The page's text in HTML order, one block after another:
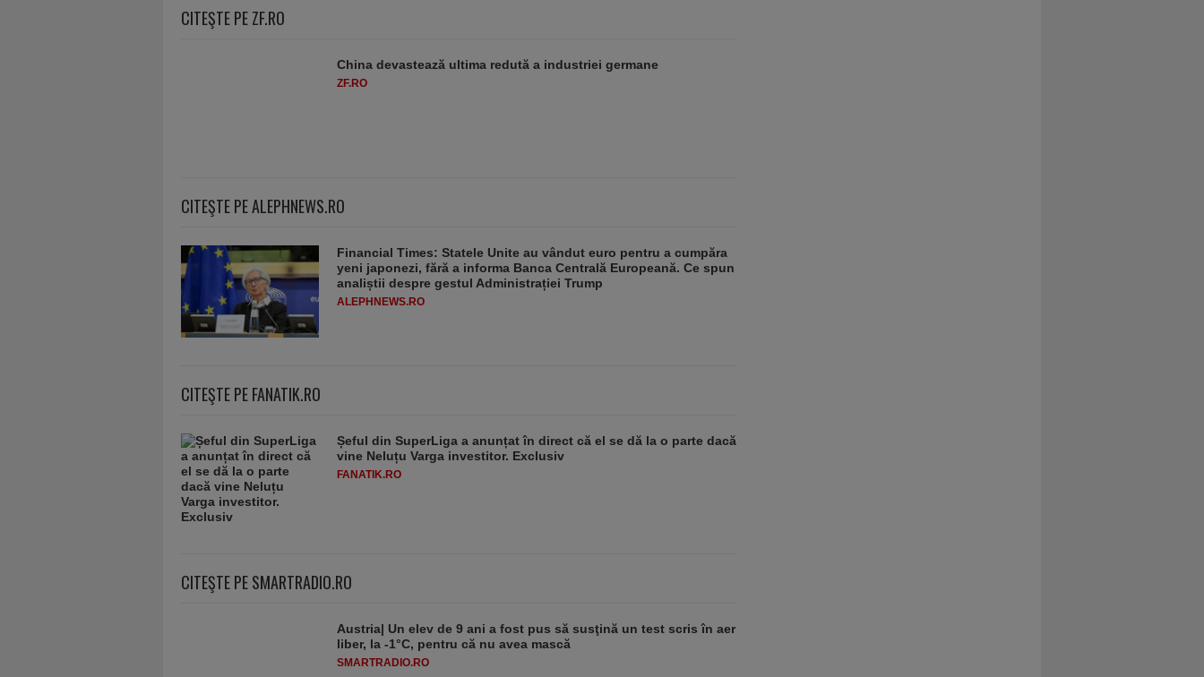
CITEŞTE PE ZF.RO
China devastează ultima redută a industriei germane
ZF.RO
CITEŞTE PE ALEPHNEWS.RO
Financial Times: Statele Unite au vândut euro pentru a cumpăra
yeni japonezi, fără a informa Banca Centrală Europeană. Ce spun
analiștii despre gestul Administrației Trump
ALEPHNEWS.RO
CITEŞTE PE FANATIK.RO
Șeful din SuperLiga a anunțat în direct că el se dă la o parte dacă
vine Neluțu Varga investitor. Exclusiv
FANATIK.RO
CITEŞTE PE SMARTRADIO.RO
Austria| Un elev de 9 ani a fost pus să susţină un test scris în aer
liber, la -1°C, pentru că nu avea mască
SMARTRADIO.RO